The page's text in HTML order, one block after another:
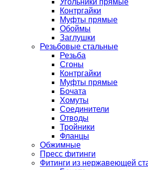
Угольники прямые
Контргайки
Муфты прямые
Обоймы
Заглушки
Резьбовые стальные
Резьба
Сгоны
Контргайки
Муфты прямые
Бочата
Хомуты
Соединители
Отводы
Тройники
Фланцы
Обжимные
Пресс фитинги
Фитинги из нержавеющей